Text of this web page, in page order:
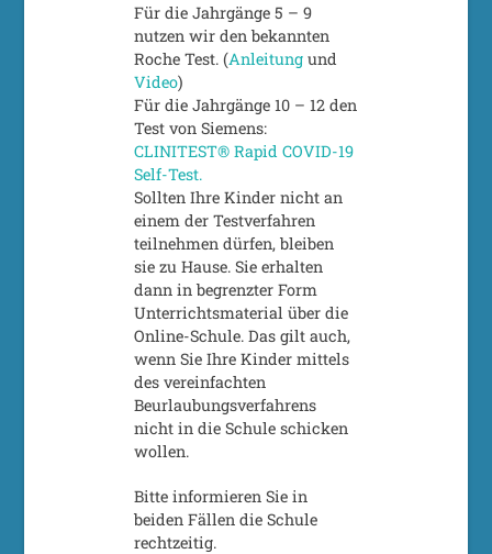
Für die Jahrgänge 5 – 9
nutzen wir den bekannten
Roche Test. (Anleitung und
Video)
Für die Jahrgänge 10 – 12 den
Test von Siemens:
CLINITEST® Rapid COVID-19
Self-Test.
Sollten Ihre Kinder nicht an
einem der Testverfahren
teilnehmen dürfen, bleiben
sie zu Hause. Sie erhalten
dann in begrenzter Form
Unterrichtsmaterial über die
Online-Schule. Das gilt auch,
wenn Sie Ihre Kinder mittels
des vereinfachten
Beurlaubungsverfahrens
nicht in die Schule schicken
wollen.
Bitte informieren Sie in
beiden Fällen die Schule
rechtzeitig.